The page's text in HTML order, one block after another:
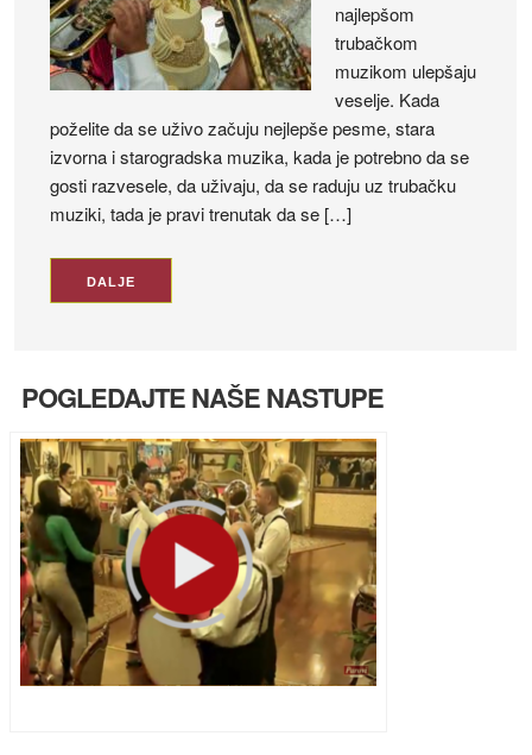
najlepšom
trubačkom
muzikom ulepšaju
veselje. Kada
poželite da se uživo začuju nejlepše pesme, stara
izvorna i starogradska muzika, kada je potrebno da se
gosti razvesele, da uživaju, da se raduju uz trubačku
muziki, tada je pravi trenutak da se […]
DALJE
POGLEDAJTE NAŠE NASTUPE